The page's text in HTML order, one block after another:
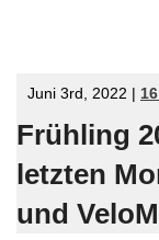
Juni 3rd, 2022 |
Frühling
letzten
und